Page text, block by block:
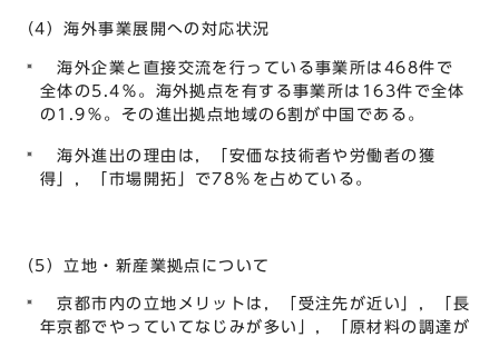
（4）海外事業展開への対応状況
海外企業と直接交流を行っている事業所は468件で
全体の5.4％。海外拠点を有する事業所は163件で全体
の1.9％。その進出拠点地域の6割が中国である。
海外進出の理由は，「安価な技術者や労働者の獲
得」，「市場開拓」で78％を占めている。
（5）立地・新産業拠点について
京都市内の立地メリットは，「受注先が近い」，「長
年京都でやっていてなじみが多い」，「原材料の調達が